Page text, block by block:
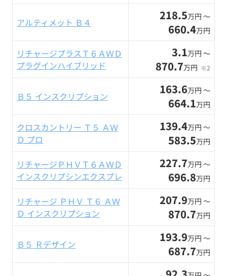
アルティメット Ｂ４ 218.5万円 〜
660.4万円
リチャージプラスＴ６ＡＷＤ
プラグインハイブリッド
3.1万円 〜
870.7万円 ※2
Ｂ５ インスクリプション 163.6万円 〜
664.1万円
クロスカントリー Ｔ５ ＡＷ
Ｄ プロ
139.4万円 〜
583.5万円
リチャージＰＨＶＴ６ＡＷＤ
インスクリプシンエクスプレ
227.7万円 〜
696.8万円
リチャージ ＰＨＶ Ｔ６ ＡＷ
Ｄ インスクリプション
207.9万円 〜
870.7万円
Ｂ５ Ｒデザイン 193.9万円 〜
687.7万円